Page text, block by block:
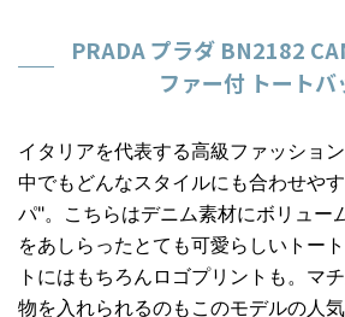
PRADA プラダ BN2182
ファー付 トートバ
イタリアを代表する高級ファッショ
中でもどんなスタイルにも合わせや
パ"。こちらはデニム素材にボリュー
をあしらったとても可愛らしいトー
トにはもちろんロゴプリントも。マ
物を入れられるのもこのモデルの人気